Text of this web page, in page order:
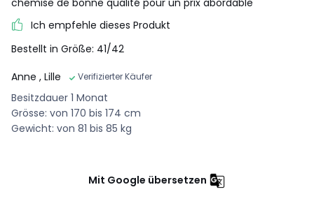
Ich empfehle dieses Produkt
Bestellt in Größe: 41/42
Anne , Lille Verifizierter Käufer
Besitzdauer 1 Monat
Grösse: von 170 bis 174 cm
Gewicht: von 81 bis 85 kg
Mit Google übersetzen